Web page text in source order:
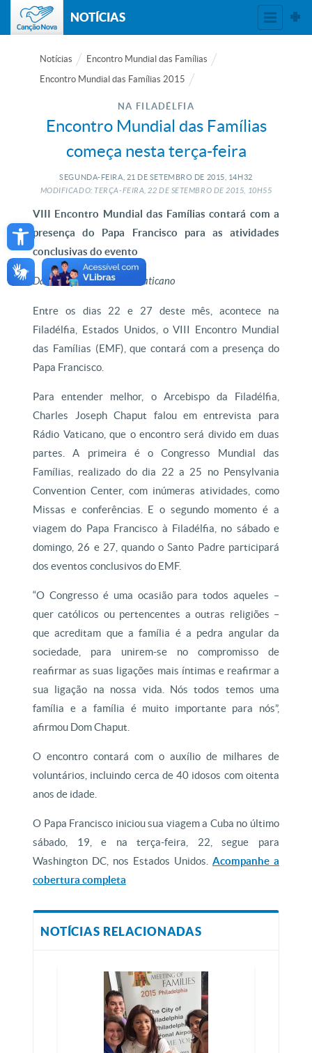
Open toolbar
NOTÍCIAS
Notícias
Encontro Mundial das Famílias
Encontro Mundial das Famílias 2015
NA FILADÉLFIA
Encontro Mundial das Famílias
começa nesta terça-feira
SEGUNDA-FEIRA, 21 DE SETEMBRO DE 2015, 14H32
MODIFICADO: TERÇA-FEIRA, 22 DE SETEMBRO DE2015, 10H55
VIII Encontro Mundial das Famílias contará com a
presença do Papa Francisco para as atividades
conclusivas do evento
Da Redação, com Rádio Vaticano
Entre os dias 22 e 27 deste mês, acontece na
Filadélfia, Estados Unidos, o VIII Encontro Mundial
das Famílias (EMF), que contará com a presença do
Papa Francisco.
Para entender melhor, o Arcebispo da Filadélfia,
Charles Joseph Chaput falou em entrevista para
Rádio Vaticano, que o encontro será divido em duas
partes. A primeira é o Congresso Mundial das
Famílias, realizado do dia 22 a 25 no Pensylvania
Convention Center, com inúmeras atividades, como
Missas e conferências. E o segundo momento é a
viagem do Papa Francisco à Filadélfia, no sábado e
domingo, 26 e 27, quando o Santo Padre participará
dos eventos conclusivos do EMF.
“O Congresso é uma ocasião para todos aqueles –
quer católicos ou pertencentes a outras religiões –
que acreditam que a família é a pedra angular da
sociedade, para unirem-se no compromisso de
reafirmar as suas ligações mais íntimas e reafirmar a
sua ligação na nossa vida. Nós todos temos uma
família e a família é muito importante para nós”,
afirmou Dom Chaput.
O encontro contará com o auxílio de milhares de
voluntários, incluindo cerca de 40 idosos com oitenta
anos de idade.
O Papa Francisco iniciou sua viagem a Cuba no último
sábado, 19, e na terça-feira, 22, segue para
Washington DC, nos Estados Unidos. Acompanhe a
cobertura completa
NOTÍCIAS RELACIONADAS